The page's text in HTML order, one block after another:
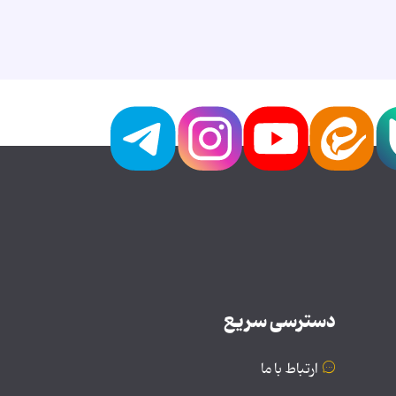
دسترسی سریع
ارتباط با ما